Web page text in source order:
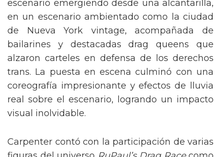
escenario emergiendo desde una alcantarilla,
en un escenario ambientado como la ciudad
de Nueva York vintage, acompañada de
bailarines y destacadas drag queens que
alzaron carteles en defensa de los derechos
trans. La puesta en escena culminó con una
coreografía impresionante y efectos de lluvia
real sobre el escenario, logrando un impacto
Carpenter contó con la participación de varias